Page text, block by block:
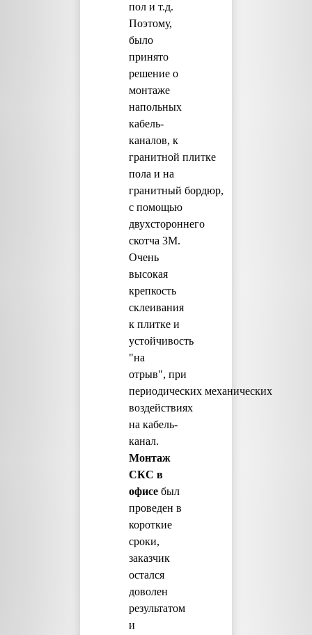
пол и т.д.
Поэтому,
было
принято
решение о
монтаже
напольных
кабель-
каналов, к
гранитной плитке
пола и на
гранитный бордюр,
с помощью
двухстороннего
скотча 3М.
Очень
высокая
крепкость
склеивания
к плитке и
устойчивость
"на
отрыв", при
периодических механических
воздействиях
на кабель-
канал.
Монтаж
СКС в
офисе был
проведен в
короткие
сроки,
заказчик
остался
доволен
результатом
и